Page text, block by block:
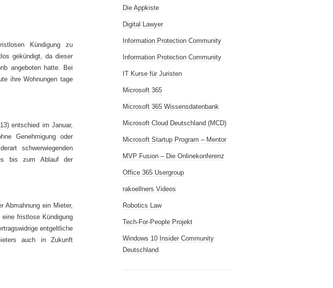
Kündigung zu
gekündigt, da dieser
angeboten hatte. Bei
ihre Wohnungen tage
entschied im Januar,
Genehmigung oder
schwerwiegenden
bis zum Ablauf der
Abmahnung ein Mieter,
fristlose Kündigung
entgeltliche
auch in Zukunft
Die Appkiste
Digital Lawyer
Information Protection Community
Information Protection Community
IT Kurse für Juristen
Microsoft 365
Microsoft 365 Wissensdatenbank
Microsoft Cloud Deutschland (MCD)
Microsoft Startup Program – Mentor
MVP Fusion – Die Onlinekonferenz
Office 365 Usergroup
rakoellners Videos
Robotics Law
Tech-For-People Projekt
Windows 10 Insider Community
Deutschland